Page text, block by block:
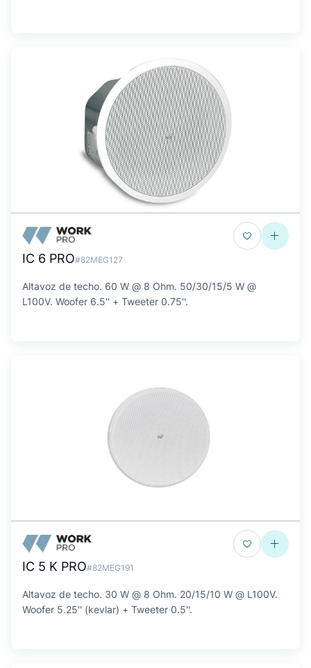
IC 6 PRO#82MEG127
Altavoz de techo. 60 W @ 8 Ohm. 50/30/15/5 W @
L100V. Woofer 6.5'' + Tweeter 0.75''.
IC 5 K PRO#82MEG191
Altavoz de techo. 30 W @ 8 Ohm. 20/15/10 W @ L100V.
Woofer 5.25'' (kevlar) + Tweeter 0.5''.